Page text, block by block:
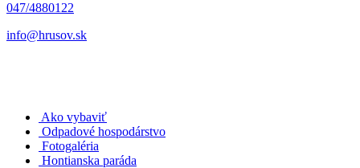
047/4880122
info@hrusov.sk
Ako vybaviť
Odpadové hospodárstvo
Fotogaléria
Hontianska paráda